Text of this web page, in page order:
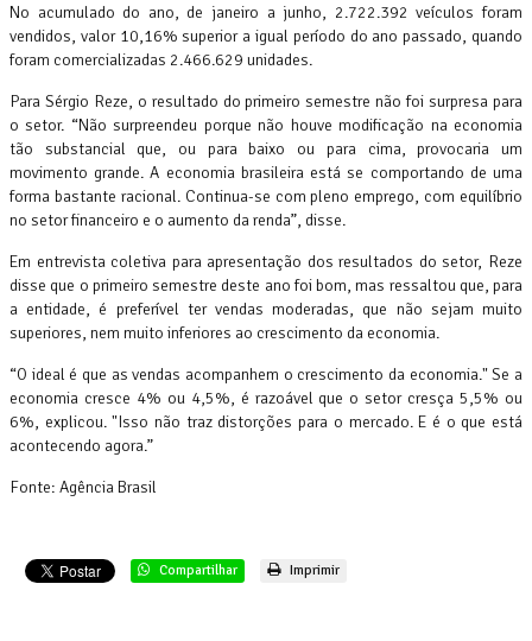
No acumulado do ano, de janeiro a junho, 2.722.392 veículos foram
vendidos, valor 10,16% superior a igual período do ano passado, quando
foram comercializadas 2.466.629 unidades.
Para Sérgio Reze, o resultado do primeiro semestre não foi surpresa para
o setor. “Não surpreendeu porque não houve modificação na economia
tão substancial que, ou para baixo ou para cima, provocaria um
movimento grande. A economia brasileira está se comportando de uma
forma bastante racional. Continua-se com pleno emprego, com equilíbrio
no setor financeiro e o aumento da renda”, disse.
Em entrevista coletiva para apresentação dos resultados do setor, Reze
disse que o primeiro semestre deste ano foi bom, mas ressaltou que, para
a entidade, é preferível ter vendas moderadas, que não sejam muito
superiores, nem muito inferiores ao crescimento da economia.
“O ideal é que as vendas acompanhem o crescimento da economia." Se a
economia cresce 4% ou 4,5%, é razoável que o setor cresça 5,5% ou
6%, explicou. "Isso não traz distorções para o mercado. E é o que está
acontecendo agora.”
Fonte: Agência Brasil
Compartilhar Imprimir